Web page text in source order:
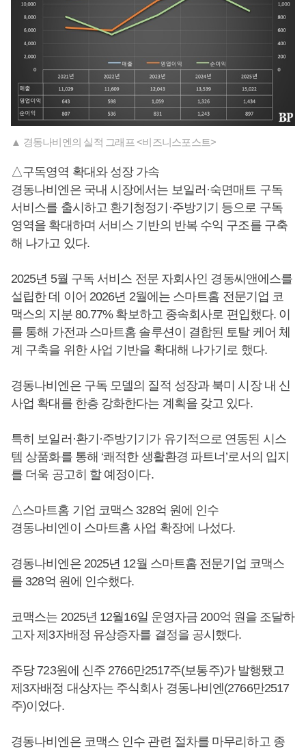
▲ 경동나비엔의 실적 그래프 <비즈니스포스트>
△구독영역 확대와 성장 가속
경동나비엔은 국내 시장에서는 보일러·숙면매트 구독
서비스를 출시하고 환기청정기·주방기기 등으로 구독
영역을 확대하며 서비스 기반의 반복 수익 구조를 구축
해 나가고 있다.
2025년 5월 구독 서비스 전문 자회사인 경동씨앤에스를
설립한 데 이어 2026년 2월에는 스마트홈 전문기업 코
맥스의 지분 80.77% 확보하고 종속회사로 편입했다. 이
를 통해 가전과 스마트홈 솔루션이 결합된 토탈 케어 체
계 구축을 위한 사업 기반을 확대해 나가기로 했다.
경동나비엔은 구독 모델의 질적 성장과 북미 시장 내 신
사업 확대를 한층 강화한다는 계획을 갖고 있다.
특히 보일러·환기·주방기기가 유기적으로 연동된 시스
템 상품화를 통해 ‘쾌적한 생활환경 파트너’로서의 입지
를 더욱 공고히 할 예정이다.
△스마트홈 기업 코맥스 328억 원에 인수
경동나비엔이 스마트홈 사업 확장에 나섰다.
경동나비엔은 2025년 12월 스마트홈 전문기업 코맥스
를 328억 원에 인수했다.
코맥스는 2025년 12월16일 운영자금 200억 원을 조달하
고자 제3자배정 유상증자를 결정을 공시했다.
주당 723원에 신주 2766만2517주(보통주)가 발행됐고
제3자배정 대상자는 주식회사 경동나비엔(2766만2517
주)이었다.
경동나비엔은 코맥스 인수 관련 절차를 마무리하고 종